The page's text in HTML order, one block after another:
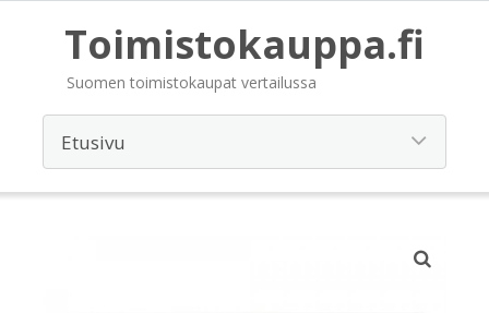
Toimistokauppa.fi
Suomen toimistokaupat vertailussa